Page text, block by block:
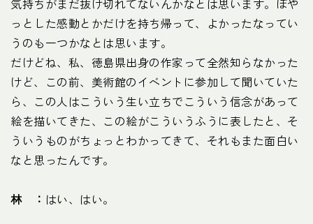
気持ちがまだ抜け切れてないんかなとは思います。ぼや
っとした感動とかだけを持ち帰って、よかったなってい
うのも一つかなとは思います。
だけどね、私、徳島県出身の作家って全然知らなかった
けど、この前、美術館のイベントに参加して聞いていた
ら、この人はこういう生い立ちでこういう信念があって
絵を描いてきた、この絵がこういうふうに表したと、そ
ういうものがちょっとわかってきて、それもまた面白い
なと思ったんです。
林 ： はい、はい。